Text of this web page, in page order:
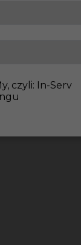
czyli: In-Serv